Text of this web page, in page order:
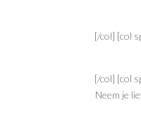
[/col] [col
[/col] [col
Neem je